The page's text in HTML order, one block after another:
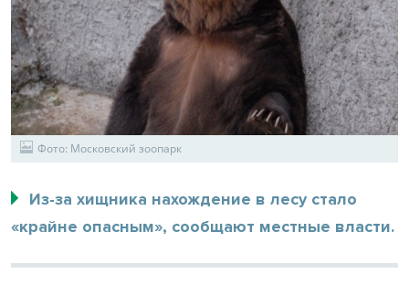
Фото: Московский зоопарк
Из-за хищника нахождение в лесу стало
«крайне опасным», сообщают местные власти.